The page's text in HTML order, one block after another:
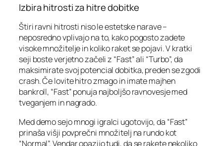
Izbira hitrosti za hitre dobitke
Štiri ravni hitrosti niso le estetske narave –
neposredno vplivajo na to, kako pogosto zadete
visoke množitelje in koliko raket se pojavi. V kratki
seji boste verjetno začeli z “Fast” ali “Turbo”, da
maksimirate svoj potencial dobitka, preden se zgodi
crash. Če lovite hitro zmago in imate majhen
bankroll, “Fast” ponuja najboljšo ravnovesje med
tveganjem in nagrado.
Med demo sejo mnogi igralci ugotovijo, da “Fast”
prinaša višji povprečni množitelj na rundo kot
“Normal”. Vendar opazijo tudi, da se rakete nekoliko